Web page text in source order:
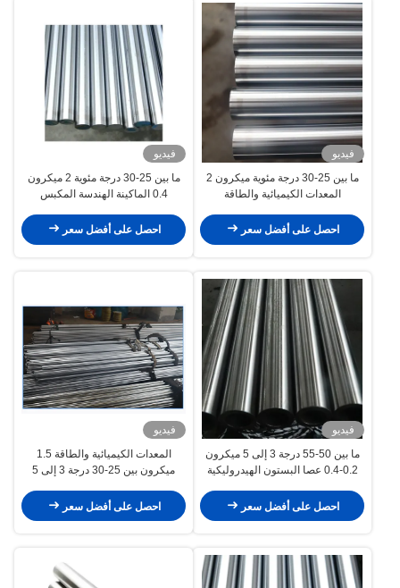
فيديو
ما بين 25-30 درجة مئوية ميكرون 2
المعدات الكيميائية والطاقة
احصل على أفضل سعر
فيديو
ما بين 25-30 درجة مئوية 2 ميكرون
0.4 الماكينة الهندسة المكبس
احصل على أفضل سعر
فيديو
ما بين 50-55 درجة 3 إلى 5 ميكرون
0.2-0.4 عصا البستون الهيدروليكية
احصل على أفضل سعر
فيديو
المعدات الكيميائية والطاقة 1.5
ميكرون بين 25-30 درجة 3 إلى 5
احصل على أفضل سعر